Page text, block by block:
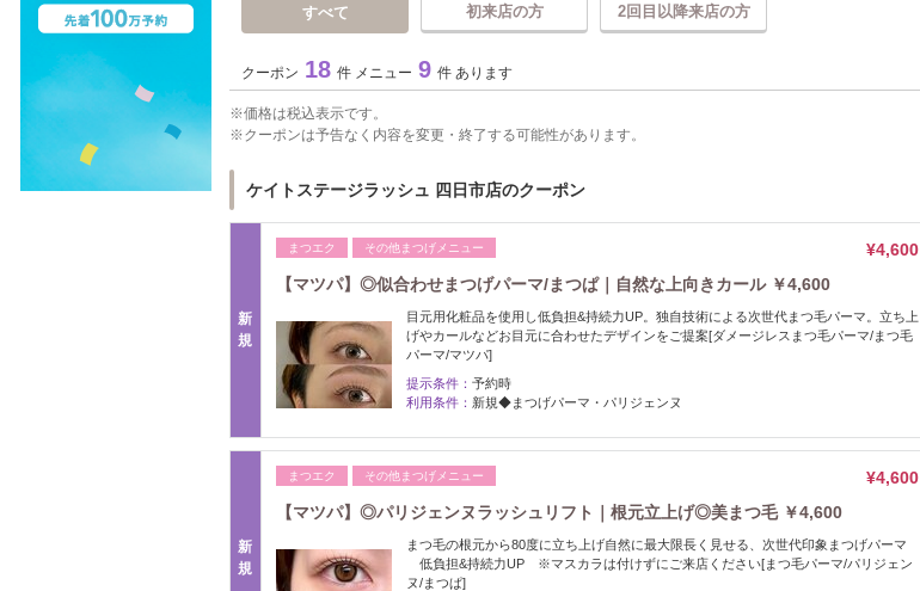
すべて 初来店の方 2回目以降来店の方
クーポン 18 件 メニュー 9 件 あります
価格は税込表示です。
クーポンは予告なく内容を変更・終了する可能性があります。
ケイトステージラッシュ 四日市店のクーポン
新
規
まつエク その他まつげメニュー
¥4,600
【マツパ】◎似合わせまつげパーマ/まつぱ｜自然な上向きカール ￥4,600
目元用化粧品を使用し低負担&持続力UP。独自技術による次世代まつ毛パーマ。立ち上
げやカールなどお目元に合わせたデザインをご提案[ダメージレスまつ毛パーマ/まつ毛
パーマ/マツパ]
提示条件： 予約時
利用条件： 新規◆まつげパーマ・パリジェンヌ
新
規
まつエク その他まつげメニュー
¥4,600
【マツパ】◎パリジェンヌラッシュリフト｜根元立上げ◎美まつ毛 ￥4,600
まつ毛の根元から80度に立ち上げ自然に最大限長く見せる、次世代印象まつげパーマ
低負担&持続力UP ※マスカラは付けずにご来店ください[まつ毛パーマ/パリジェン
ヌ/まつぱ]